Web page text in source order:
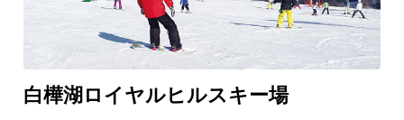
白樺湖ロイヤルヒルスキー場